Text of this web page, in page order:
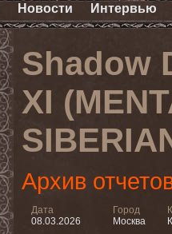
Новости Интервью
Shadow
XI
Архив
Дата
08.03.2026
Город
Москва